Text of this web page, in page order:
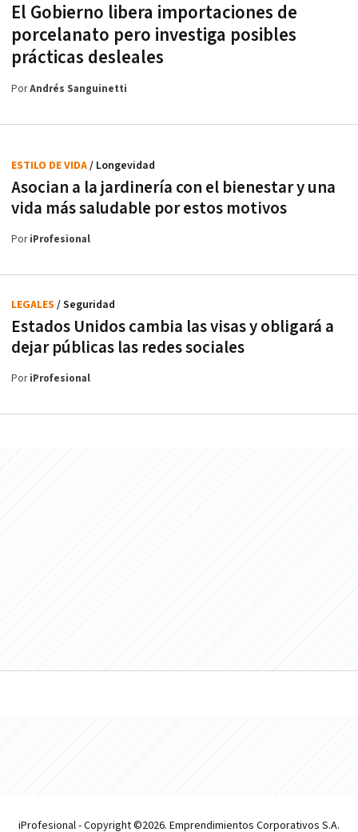
El Gobierno libera importaciones de
porcelanato pero investiga posibles
prácticas desleales
PorAndrés Sanguinetti
Asocian a la jardinería con el bienestar y una
vida más saludable por estos motivos
ESTILO DE VIDA/ Longevidad
PoriProfesional
Estados Unidos cambia las visas y obligará a
dejar públicas las redes sociales
LEGALES / Seguridad
PoriProfesional
iProfesional - Copyright ©2026. Emprendimientos Corporativos S.A.